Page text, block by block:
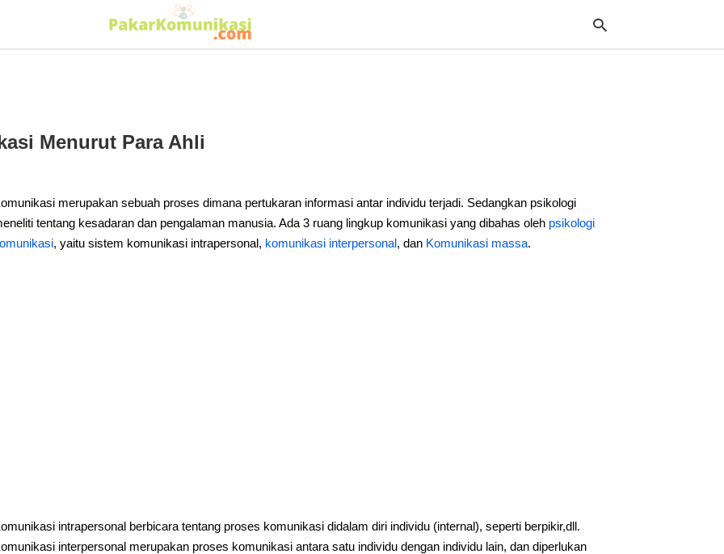
Menurut Para Ahli
merupakan sebuah proses dimana pertukaran informasi antar individu terjadi. Sedangkan psikologi
tentang kesadaran dan pengalaman manusia. Ada 3 ruang lingkup komunikasi yang dibahas oleh psikologi
, yaitu sistem komunikasi intrapersonal, komunikasi interpersonal, dan Komunikasi massa.
intrapersonal berbicara tentang proses komunikasi didalam diri individu (internal), seperti berpikir,dll.
interpersonal merupakan proses komunikasi antara satu individu dengan individu lain, dan diperlukan